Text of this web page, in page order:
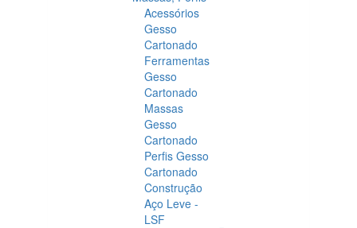
Acessórios
Gesso
Cartonado
Ferramentas
Gesso
Cartonado
Massas
Gesso
Cartonado
Perfis Gesso
Cartonado
Construção
Aço Leve -
LSF